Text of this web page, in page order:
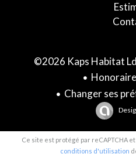
©2026 Kaps Habitat
Changer ses
Ce site est protégé par reCAPTCHA
conditions d'utilisation